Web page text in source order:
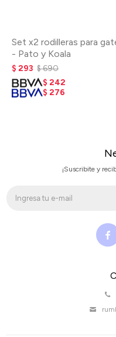
Set x2 rodilleras para
- Pato y Koala
$ 293 $690
$ 242
$ 276
¡Suscribite y
